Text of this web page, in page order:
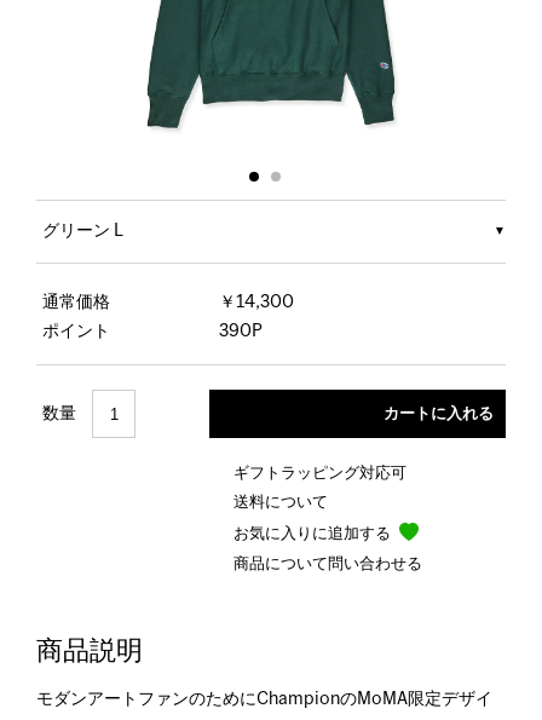
グリーン L
通常価格
￥14,300
ポイント
390P
数量
ギフトラッピング対応可
送料について
お気に入りに追加する
商品について問い合わせる
商品説明
モダンアートファンのためにChampionのMoMA限定デザイ